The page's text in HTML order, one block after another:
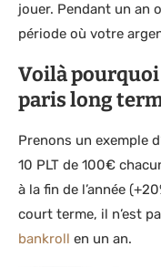
jouer. Pendant un an
période où votre
Voilà pourquoi
paris long
Prenons un exemple
10 PLT de 100€
à la fin de l’année
court terme, il n’est
bankroll en un an.